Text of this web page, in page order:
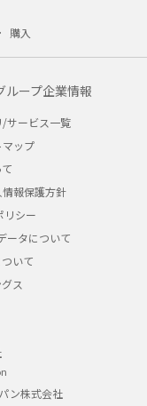
購入
ループ企業情報
/サービス一覧
ップ
情報保護方針
リシー
ータについて
いて
ス
ン株式会社